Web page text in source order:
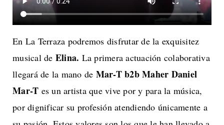
En La Terraza podremos disfrutar de la exquisitez
musical de Elina. La primera actuación colaborativa
llegará de la mano de Mar-T b2bMaher Daniel
Mar-T es un artista que vive por y para la música,
por dignificar su profesión atendiendo únicamente a